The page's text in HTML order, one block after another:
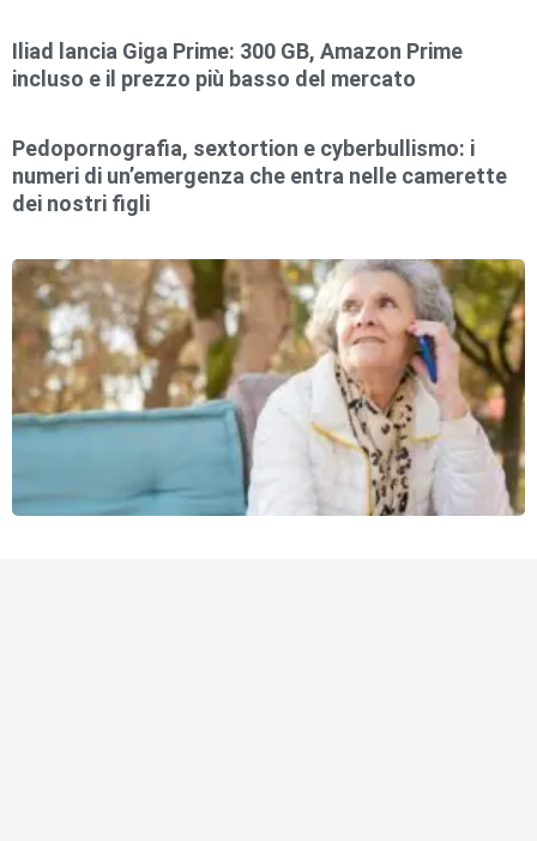
Iliad lancia Giga Prime: 300 GB, Amazon Prime
incluso e il prezzo più basso del mercato
Pedopornografia, sextortion e cyberbullismo: i
numeri di un’emergenza che entra nelle camerette
dei nostri figli